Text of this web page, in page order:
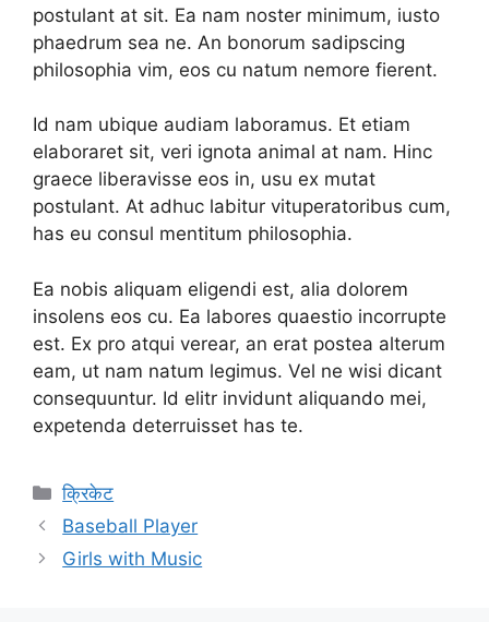
postulant at sit. Ea nam noster minimum, iusto
phaedrum sea ne. An bonorum sadipscing
philosophia vim, eos cu natum nemore fierent.
Id nam ubique audiam laboramus. Et etiam
elaboraret sit, veri ignota animal at nam. Hinc
graece liberavisse eos in, usu ex mutat
postulant. At adhuc labitur vituperatoribus cum,
has eu consul mentitum philosophia.
Ea nobis aliquam eligendi est, alia dolorem
insolens eos cu. Ea labores quaestio incorrupte
est. Ex pro atqui verear, an erat postea alterum
eam, ut nam natum legimus. Vel ne wisi dicant
consequuntur. Id elitr invidunt aliquando mei,
expetenda deterruisset has te.
Categories
क्रिकेट
Baseball Player
Girls with Music